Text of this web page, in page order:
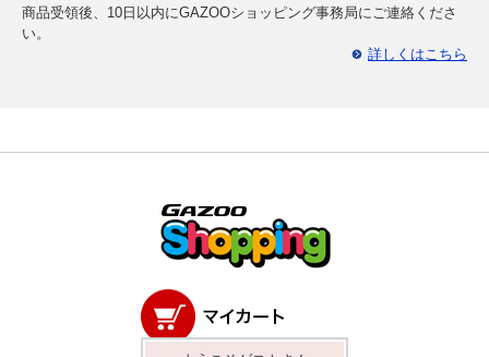
商品受領後、10日以内にGAZOOショッピング事務局にご連絡くださ
い。
詳しくはこちら